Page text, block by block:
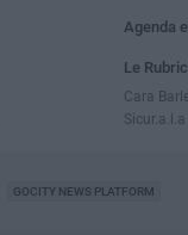
Agenda
Le
Cara
GOCITY NEWS PLATFORM